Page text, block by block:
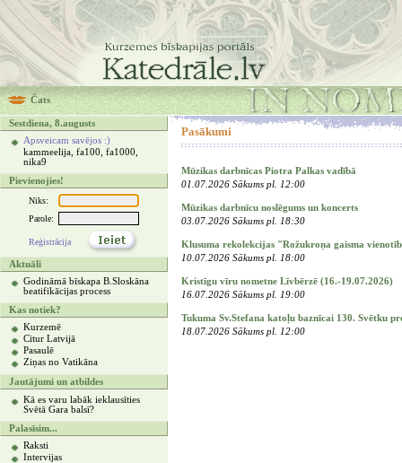
Čats
Sestdiena, 8.augusts
Apsveicam savējos :)
kammeelija, fa100, fa1000,
nika9
Pievienojies!
Niks:
Parole:
Reģistrācija
Aktuāli
Godināmā bīskapa B.Sloskāna
beatifikācijas process
Kas notiek?
Kurzemē
Citur Latvijā
Pasaulē
Ziņas no Vatikāna
Jautājumi un atbildes
Kā es varu labāk ieklausīties
Svētā Gara balsī?
Palasīsim...
Raksti
Intervijas
Pasākumi
Mūzikas darbnīcas Piotra Palkas vadībā
01.07.2026 Sākums pl. 12:00
Mūzikas darbnīcu noslēgums un koncerts
03.07.2026 Sākums pl. 18:30
Klusuma rekolekcijas "Rožukroņa gaisma
10.07.2026 Sākums pl. 18:00
Kristīgu vīru nometne Līvbērzē (16.-19.07.2026)
16.07.2026 Sākums pl. 19:00
Tukuma Sv.Stefana katoļu baznīcai 130. Svētku
18.07.2026 Sākums pl. 12:00